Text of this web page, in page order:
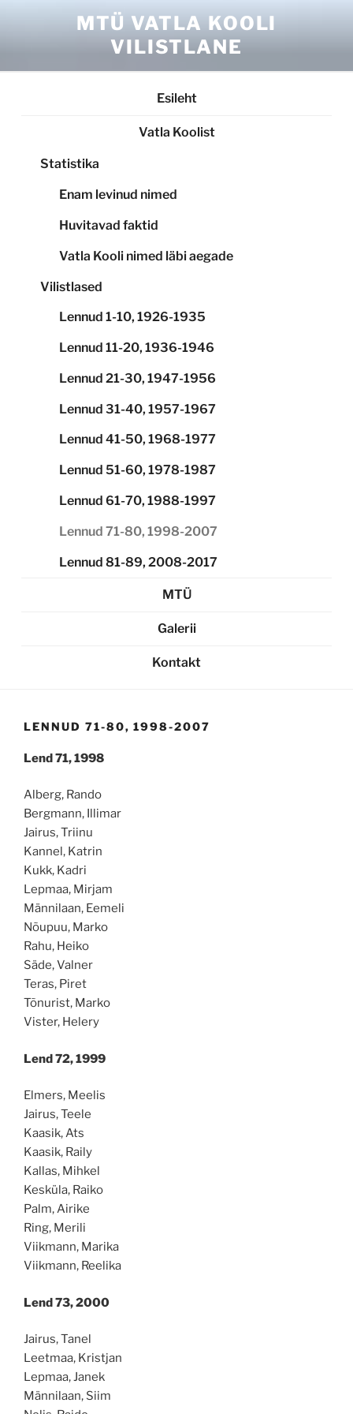
MTÜ VATLA KOOLI
VILISTLANE
Esileht
Vatla Koolist
Statistika
Enam levinud nimed
Huvitavad faktid
Vatla Kooli nimed läbi aegade
Vilistlased
Lennud 1-10, 1926-1935
Lennud 11-20, 1936-1946
Lennud 21-30, 1947-1956
Lennud 31-40, 1957-1967
Lennud 41-50, 1968-1977
Lennud 51-60, 1978-1987
Lennud 61-70, 1988-1997
Lennud 71-80, 1998-2007
Lennud 81-89, 2008-2017
MTÜ
Galerii
Kontakt
LENNUD 71-80, 1998-2007
Lend 71, 1998
Alberg, Rando
Bergmann, Illimar
Jairus, Triinu
Kannel, Katrin
Kukk, Kadri
Lepmaa, Mirjam
Männilaan, Eemeli
Nõupuu, Marko
Rahu, Heiko
Säde, Valner
Teras, Piret
Tõnurist, Marko
Vister, Helery
Lend 72, 1999
Elmers, Meelis
Jairus, Teele
Kaasik, Ats
Kaasik, Raily
Kallas, Mihkel
Kesküla, Raiko
Palm, Airike
Ring, Merili
Viikmann, Marika
Viikmann, Reelika
Lend 73, 2000
Jairus, Tanel
Leetmaa, Kristjan
Lepmaa, Janek
Männilaan, Siim